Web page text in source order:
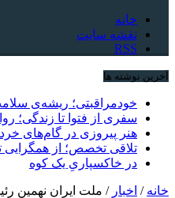
خانه
نقشه سایت
RSS
آخرین نوشته ها
خودمراقبتی؛ ریشه‌ی
سفری از فتوا تا زندگی؛
هنر پیروزی در گام‌های خرد
تلاقی تخصص؛ از همگرایی
در خاکسپاریِ یک کوه
خانه / اخبار / ملت ایران نهمین